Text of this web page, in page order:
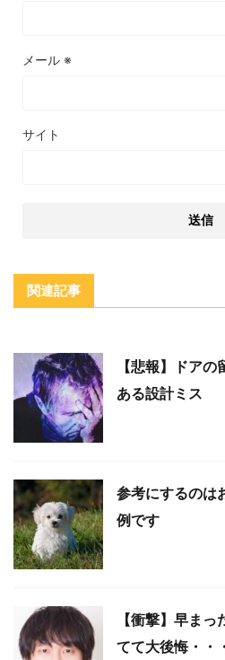
メール ※
サイト
関連記事
【悲報】ドア
ある設計ミス
参考にするのは
例です
【衝撃】早ま
てて大後悔・・